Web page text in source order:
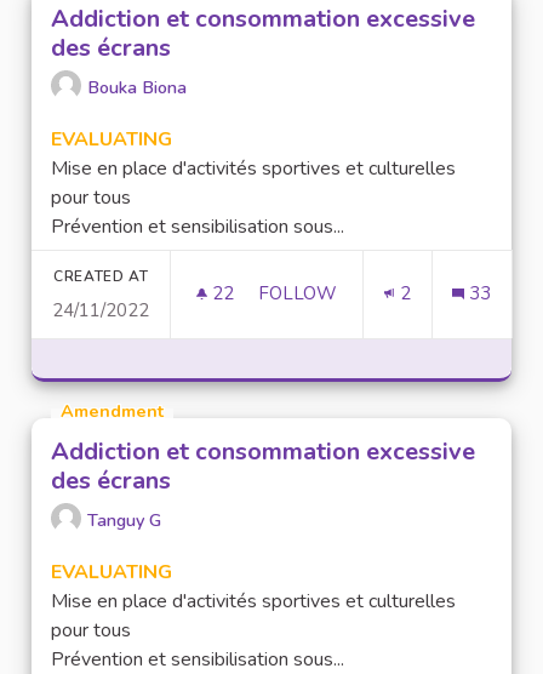
Addiction et consommation excessive
des écrans
Bouka Biona
EVALUATING
Mise en place d'activités sportives et culturelles
pour tous
Prévention et sensibilisation sous...
CREATED AT
24/11/2022
22 22 FOLLOWERS
FOLLOW 2 33
Amendment
Addiction et consommation excessive
des écrans
Tanguy G
EVALUATING
Mise en place d'activités sportives et culturelles
pour tous
Prévention et sensibilisation sous...